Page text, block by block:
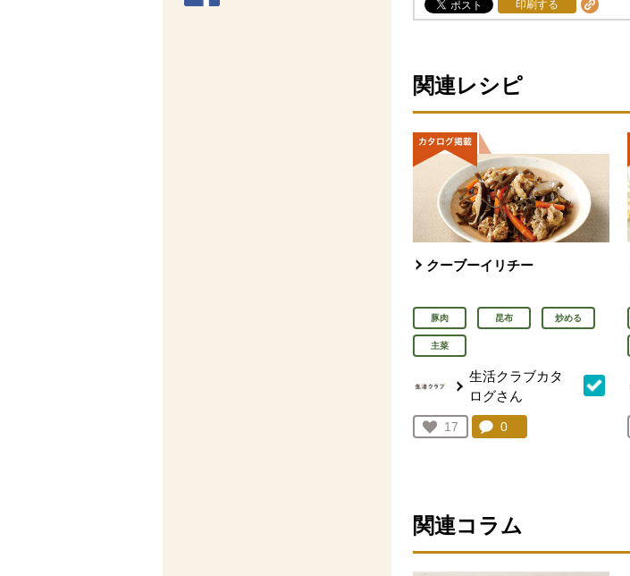
印刷する
関連レシピ
クーブーイリチー
豚肉 昆布 炒める
主菜
生活クラブカタ
ログさん
お気に入り登録：
17
人が登録
コメント：
0
関連コラム